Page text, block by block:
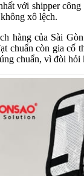
với shipper
xô lệch.
hàng của Sài
chuẩn còn gia cố
chuẩn, vì đòi